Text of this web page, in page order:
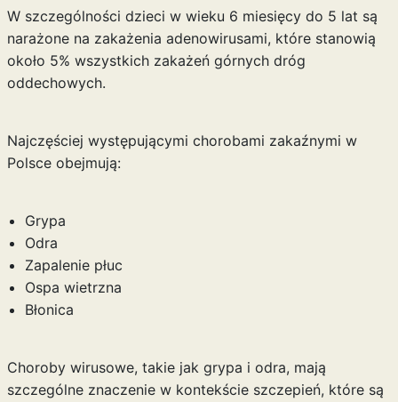
W szczególności dzieci w wieku 6 miesięcy do 5 lat są
narażone na zakażenia adenowirusami, które stanowią
około 5% wszystkich zakażeń górnych dróg
oddechowych.
Najczęściej występującymi chorobami zakaźnymi w
Polsce obejmują:
Grypa
Odra
Zapalenie płuc
Ospa wietrzna
Błonica
Choroby wirusowe, takie jak grypa i odra, mają
szczególne znaczenie w kontekście szczepień, które są